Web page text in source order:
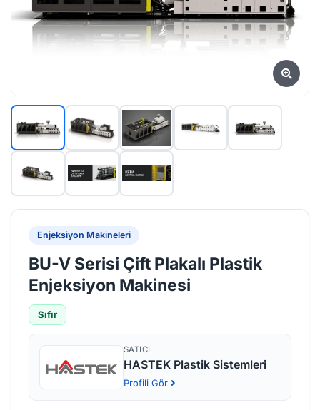
Enjeksiyon Makineleri
BU-V Serisi Çift Plakalı Plastik
Enjeksiyon Makinesi
Sıfır
SATICI
HASTEK Plastik Sistemleri
Profili Gör